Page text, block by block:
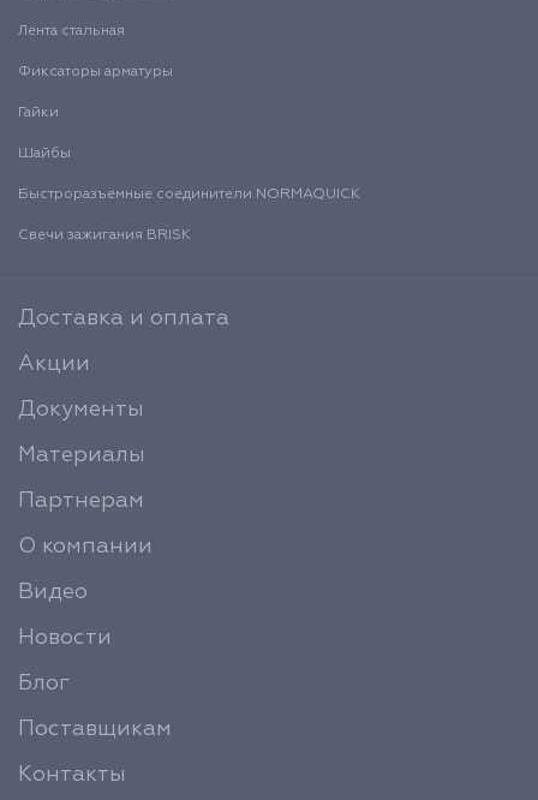
Лента стальная
Фиксаторы арматуры
Гайки
Шайбы
Быстроразъемные соединители NORMAQUICK
Свечи зажигания BRISK
Доставка и оплата
Акции
Документы
Материалы
Партнерам
О компании
Видео
Новости
Блог
Поставщикам
Контакты